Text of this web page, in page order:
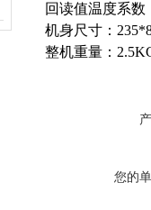
回读值温度系数
机身尺寸：
整机重量：
您的